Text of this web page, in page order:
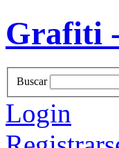
Grafiti
Buscar
Login